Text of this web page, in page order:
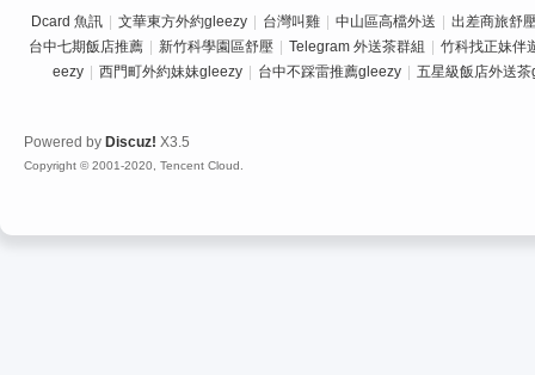
Dcard 魚訊 文華東方外約gleezy 台灣叫雞 中山區高檔外送
出差商旅舒
台中七期飯店推薦
新竹科學園區舒壓 Telegram 外送茶群組
竹科找正妹伴
eezy
西門町外約妹妹gleezy 台中不踩雷推薦gleezy 五星級飯店外送
Powered by Discuz! X3.5
Copyright © 2001-2020, Tencent Cloud.